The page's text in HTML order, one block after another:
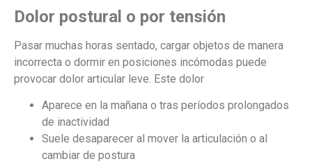
Dolor postural o por tensión
Pasar muchas horas sentado, cargar objetos de manera
incorrecta o dormir en posiciones incómodas puede
provocar dolor articular leve. Este dolor
Aparece en la mañana o tras períodos prolongados
de inactividad
Suele desaparecer al mover la articulación o al
cambiar de postura